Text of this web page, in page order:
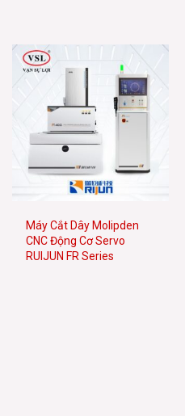
Máy Cắt Dây Molipden
CNC Động Cơ Servo
RUIJUN FR Series